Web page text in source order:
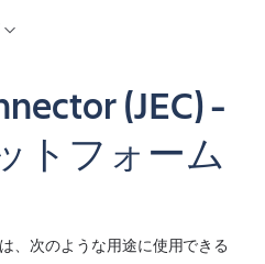
(JEC) -
トフォーム
、次のような用途に使用できる